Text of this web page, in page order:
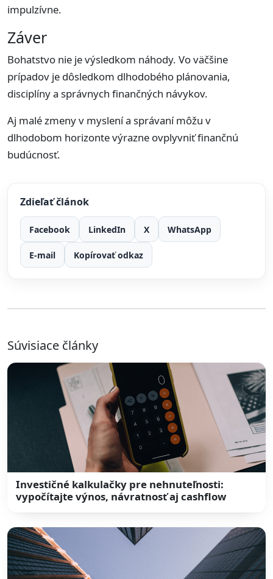
impulzívne.
Záver
Bohatstvo nie je výsledkom náhody. Vo väčšine
prípadov je dôsledkom dlhodobého plánovania,
disciplíny a správnych finančných návykov.
Aj malé zmeny v myslení a správaní môžu v
dlhodobom horizonte výrazne ovplyvniť finančnú
budúcnosť.
Zdieľať článok
Facebook LinkedIn X WhatsApp
E-mail Kopírovať odkaz
Súvisiace články
Investičné kalkulačky pre nehnuteľnosti:
vypočítajte výnos, návratnosť aj cashflow